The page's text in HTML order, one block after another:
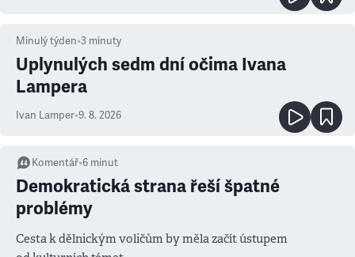
Minulý týden•3 minuty
Uplynulých sedm dní očima Ivana
Lampera
Ivan Lamper•9. 8. 2026
Komentář•6 minut
Demokratická strana řeší špatné
problémy
Cesta k dělnickým voličům by měla začít ústupem